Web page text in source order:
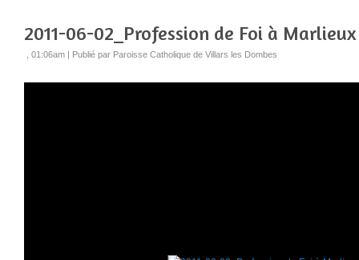
2011-06-02_Profession de Foi à Marlieux
, 01:06am | Publié par Paroisse Catholique de Villars les Dombes